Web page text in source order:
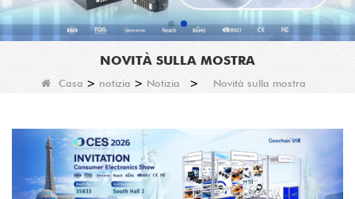
NOVITÀ SULLA MOSTRA
Casa > notizia > Notizia > Novità sulla mostra